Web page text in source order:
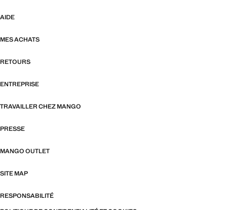
AIDE
MES ACHATS
RETOURS
ENTREPRISE
TRAVAILLER CHEZ MANGO
PRESSE
MANGO OUTLET
SITE MAP
RESPONSABILITÉ